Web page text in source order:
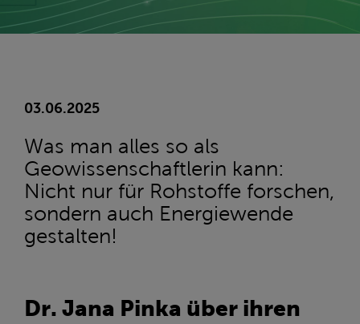
03.06.2025
Was man alles so als
Geowissenschaftlerin kann:
Nicht nur für Rohstoffe forschen,
sondern auch Energiewende
gestalten!
Dr. Jana Pinka über ihren